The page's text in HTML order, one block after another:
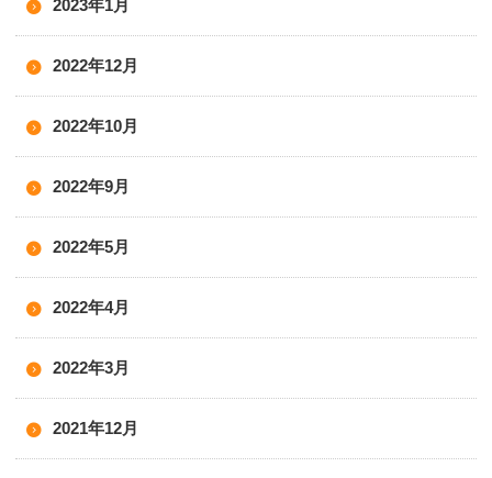
2023年1月
2022年12月
2022年10月
2022年9月
2022年5月
2022年4月
2022年3月
2021年12月